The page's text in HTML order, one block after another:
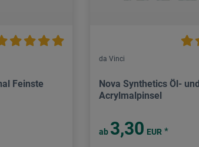
Feinste
da Vinci
Nova Synthetics Öl- und
Acrylmalpinsel
ab 3,30 EUR *